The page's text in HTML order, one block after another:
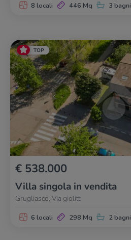
8 locali 446 Mq 3 bagni
TOP
€ 538.000
Villa singola in vendita
Grugliasco, Via giolitti
6 locali 298 Mq 2 bagni